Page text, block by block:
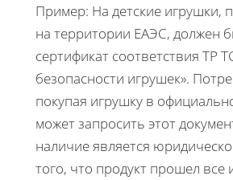
Пример: На детские игрушки,
на территории ЕАЭС, должен
сертификат соответствия ТР
безопасности игрушек».
покупая игрушку в
может запросить этот
наличие является
того, что продукт прошел все